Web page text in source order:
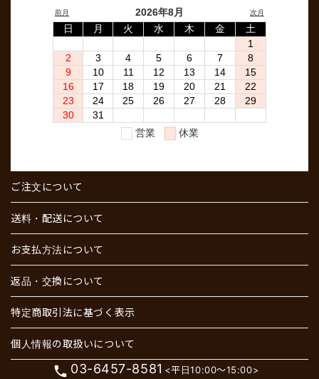
ご注文について
送料・配送について
お支払方法について
返品・交換について
特定商取引法に基づく表示
個人情報の取扱いについて
phone 03-6457-8581 <平日10:00～15:00>